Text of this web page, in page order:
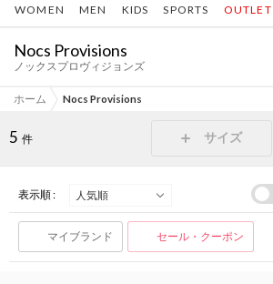
WOMEN MEN KIDS SPORTS OUTLET
Nocs Provisions
ノックスプロヴィジョンズ
ホーム Nocs Provisions
5 件 サイズ
表示順 :
マイブランド セール・クーポン